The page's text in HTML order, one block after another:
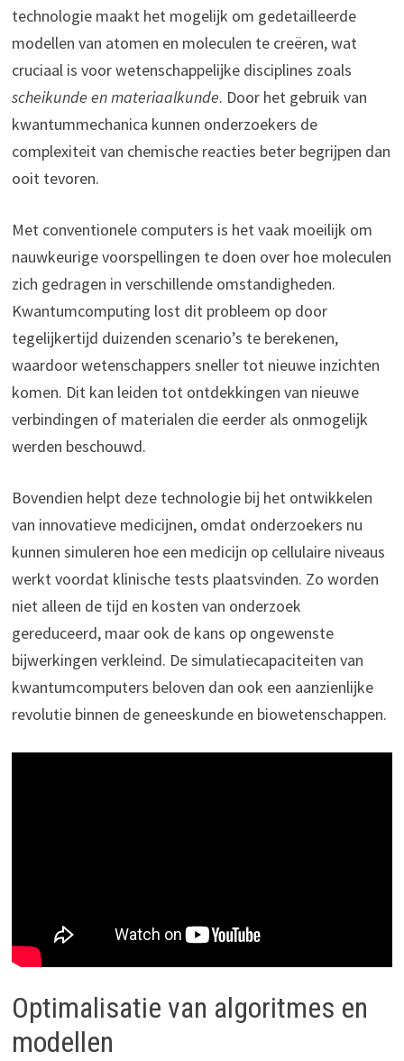
technologie maakt het mogelijk om gedetailleerde
modellen van atomen en moleculen te creëren, wat
cruciaal is voor wetenschappelijke disciplines zoals
scheikunde en materiaalkunde. Door het gebruik van
kwantummechanica kunnen onderzoekers de
complexiteit van chemische reacties beter begrijpen dan
ooit tevoren.
Met conventionele computers is het vaak moeilijk om
nauwkeurige voorspellingen te doen over hoe moleculen
zich gedragen in verschillende omstandigheden.
Kwantumcomputing lost dit probleem op door
tegelijkertijd duizenden scenario’s te berekenen,
waardoor wetenschappers sneller tot nieuwe inzichten
komen. Dit kan leiden tot ontdekkingen van nieuwe
verbindingen of materialen die eerder als onmogelijk
werden beschouwd.
Bovendien helpt deze technologie bij het ontwikkelen
van innovatieve medicijnen, omdat onderzoekers nu
kunnen simuleren hoe een medicijn op cellulaire niveaus
werkt voordat klinische tests plaatsvinden. Zo worden
niet alleen de tijd en kosten van onderzoek
gereduceerd, maar ook de kans op ongewenste
bijwerkingen verkleind. De simulatiecapaciteiten van
kwantumcomputers beloven dan ook een aanzienlijke
revolutie binnen de geneeskunde en biowetenschappen.
Optimalisatie van algoritmes en
modellen